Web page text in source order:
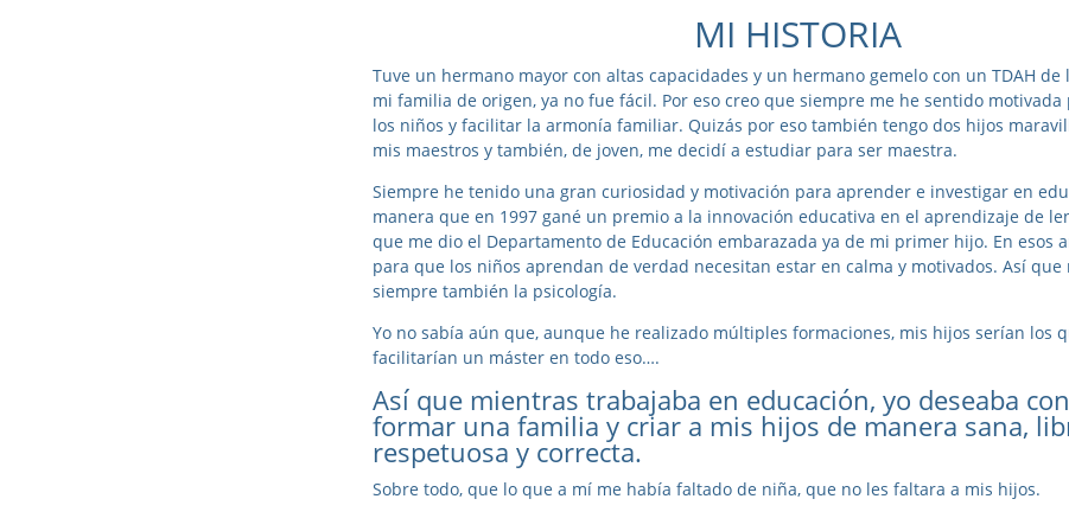
MI HISTORIA
Tuve un hermano mayor con altas capacidades y un hermano gemelo con un TDAH de
mi familia de origen, ya no fue fácil. Por eso creo que siempre me he sentido
los niños y facilitar la armonía familiar. Quizás por eso también tengo dos hijos
mis maestros y también, de joven, me decidí a estudiar para ser maestra.
Siempre he tenido una gran curiosidad y motivación para aprender e investigar en
manera que en 1997 gané un premio a la innovación educativa en el aprendizaje de
que me dio el Departamento de Educación embarazada ya de mi primer hijo. En esos
para que los niños aprendan de verdad necesitan estar en calma y motivados. Así que
siempre también la psicología.
Yo no sabía aún que, aunque he realizado múltiples formaciones, mis hijos serían los
facilitarían un máster en todo eso….
Así que mientras trabajaba en educación, yo deseaba
formar una familia y criar a mis hijos de manera sana,
respetuosa y correcta.
Sobre todo, que lo que a mí me había faltado de niña, que no les faltara a mis hijos.